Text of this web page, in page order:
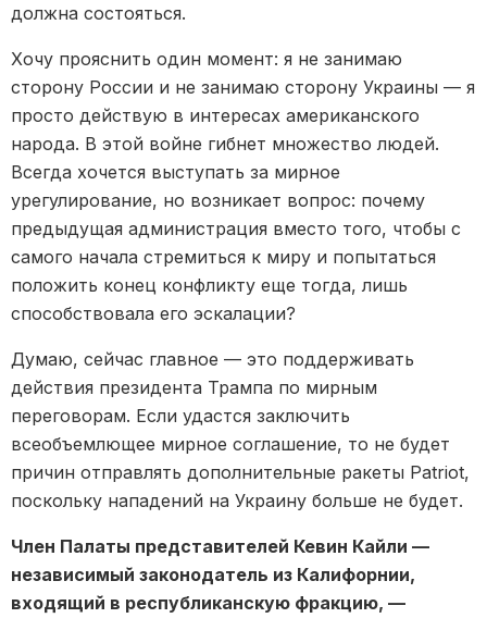
должна состояться.
Хочу прояснить один момент: я не занимаю
сторону России и не занимаю сторону Украины — я
просто действую в интересах американского
народа. В этой войне гибнет множество людей.
Всегда хочется выступать за мирное
урегулирование, но возникает вопрос: почему
предыдущая администрация вместо того, чтобы с
самого начала стремиться к миру и попытаться
положить конец конфликту еще тогда, лишь
способствовала его эскалации?
Думаю, сейчас главное — это поддерживать
действия президента Трампа по мирным
переговорам. Если удастся заключить
всеобъемлющее мирное соглашение, то не будет
причин отправлять дополнительные ракеты Patriot,
поскольку нападений на Украину больше не будет.
Член Палаты представителей Кевин Кайли —
независимый законодатель из Калифорнии,
входящий в республиканскую фракцию, —